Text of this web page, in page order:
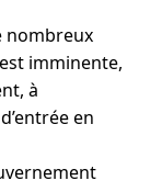
nombreux
imminente,
à
en